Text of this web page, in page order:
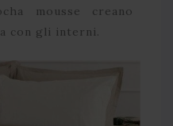
mousse creano
con gli interni.